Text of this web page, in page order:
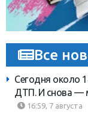
Все
Сегодня около
ДТП. И снова —
16:59, 7 августа